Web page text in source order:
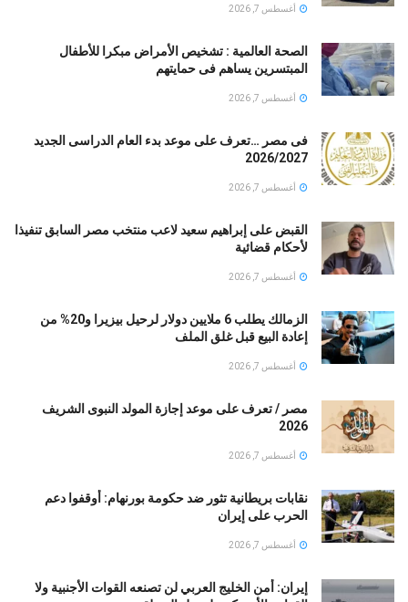
أغسطس 7, 2026
الصحة العالمية : تشخيص الأمراض مبكرا للأطفال
المبتسرين يساهم فى حمايتهم
أغسطس 7, 2026
فى مصر …تعرف على موعد بدء العام الدراسى الجديد
2026/2027
أغسطس 7, 2026
القبض على إبراهيم سعيد لاعب منتخب مصر السابق تنفيذا
لأحكام قضائية
أغسطس 7, 2026
الزمالك يطلب 6 ملايين دولار لرحيل بيزيرا و20% من
إعادة البيع قبل غلق الملف
أغسطس 7, 2026
مصر / تعرف على موعد إجازة المولد النبوى الشريف
2026
أغسطس 7, 2026
نقابات بريطانية تثور ضد حكومة بورنهام: أوقفوا دعم
الحرب على إيران
أغسطس 7, 2026
إيران: أمن الخليج العربي لن تصنعه القوات الأجنبية ولا